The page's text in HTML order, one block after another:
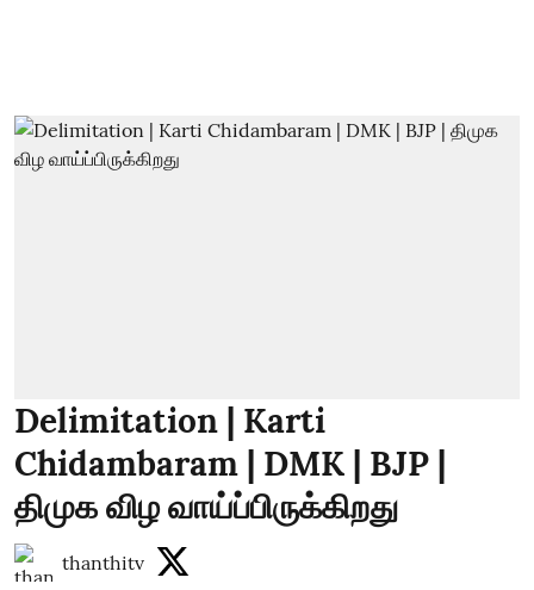
Delimitation | Karti
Chidambaram | DMK | BJP |
திமுக விழ வாய்ப்பிருக்கிறது
thanthitv